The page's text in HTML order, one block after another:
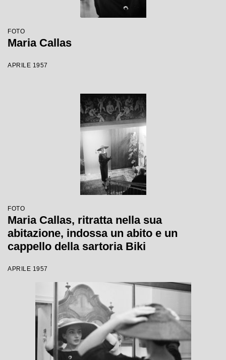
FOTO
Maria Callas
APRILE 1957
FOTO
Maria Callas, ritratta nella sua
abitazione, indossa un abito e un
cappello della sartoria Biki
APRILE 1957